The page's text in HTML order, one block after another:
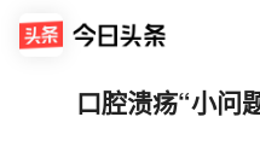
口腔溃疡“小问